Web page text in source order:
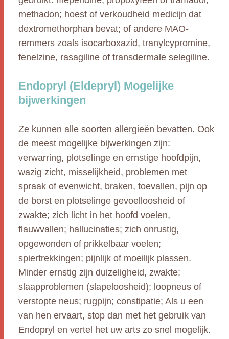
methadon; hoest of verkoudheid medicijn dat
dextromethorphan bevat; of andere MAO-
remmers zoals isocarboxazid, tranylcypromine,
fenelzine, rasagiline of transdermale selegiline.
Endopryl (Eldepryl) Mogelijke
bijwerkingen
Ze kunnen alle soorten allergieën bevatten. Ook
de meest mogelijke bijwerkingen zijn:
verwarring, plotselinge en ernstige hoofdpijn,
wazig zicht, misselijkheid, problemen met
spraak of evenwicht, braken, toevallen, pijn op
de borst en plotselinge gevoelloosheid of
zwakte; zich licht in het hoofd voelen,
flauwvallen; hallucinaties; zich onrustig,
opgewonden of prikkelbaar voelen;
spiertrekkingen; pijnlijk of moeilijk plassen.
Minder ernstig zijn duizeligheid, zwakte;
slaapproblemen (slapeloosheid); loopneus of
verstopte neus; rugpijn; constipatie; Als u een
van hen ervaart, stop dan met het gebruik van
Endopryl en vertel het uw arts zo snel mogelijk.